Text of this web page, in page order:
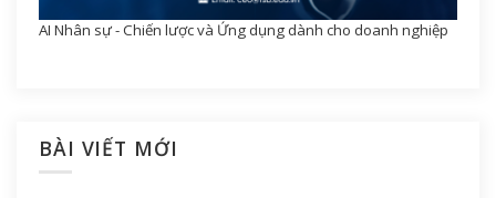
AI Nhân sự - Chiến lược và Ứng dụng dành cho doanh nghiệp
BÀI VIẾT MỚI